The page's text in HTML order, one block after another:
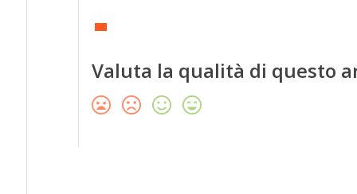
Valuta la qualità di questo